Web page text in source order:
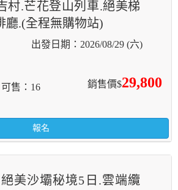
村.芒花登山列車.絕美梯
廳.(全程無購物站)
2026/08/29 (六)
銷售價$29,800
可售 16
報名
美沙壩秘境5日.雲端纜